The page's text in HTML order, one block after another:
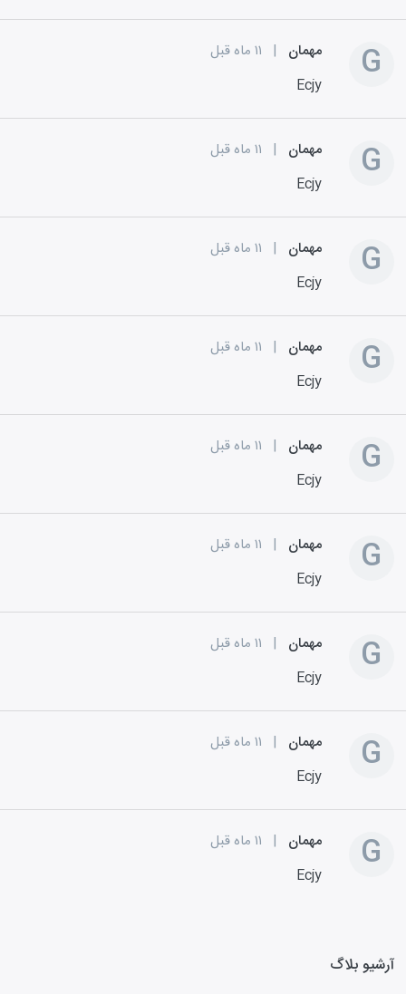
G مهمان | ۱۱ ماه قبل
Ecjy
G مهمان | ۱۱ ماه قبل
Ecjy
G مهمان | ۱۱ ماه قبل
Ecjy
G مهمان | ۱۱ ماه قبل
Ecjy
G مهمان | ۱۱ ماه قبل
Ecjy
G مهمان | ۱۱ ماه قبل
Ecjy
G مهمان | ۱۱ ماه قبل
Ecjy
G مهمان | ۱۱ ماه قبل
Ecjy
G مهمان | ۱۱ ماه قبل
Ecjy
آرشیو بلاگ